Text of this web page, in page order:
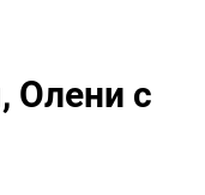
Олени с